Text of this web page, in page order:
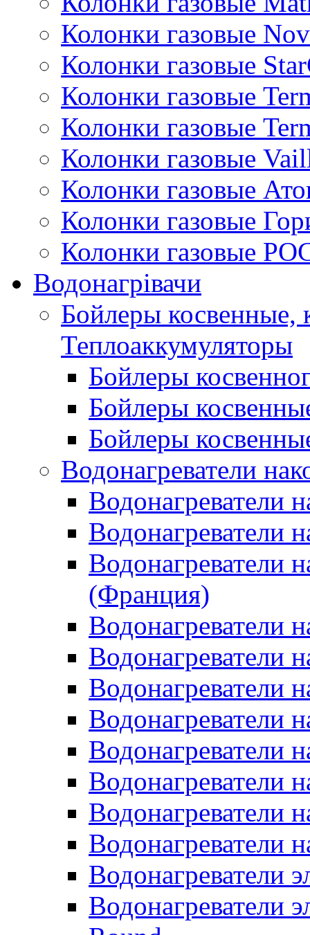
Колонки газовые
Колонки газовые
Колонки газовые
Колонки газовые
Колонки газовые
Колонки газовые
Колонки газовые
Колонки газовые
Водонагрівачи
Бойлеры косвенные,
Теплоаккумуляторы
Бойлеры
Бойлеры
Бойлеры
Водонагреватели
Водонагреватели
Водонагреватели
Водонагреватели
(Франция)
Водонагреватели
Водонагреватели
Водонагреватели
Водонагреватели
Водонагреватели
Водонагреватели
Водонагреватели
Водонагреватели
Водонагреватели
Водонагреватели